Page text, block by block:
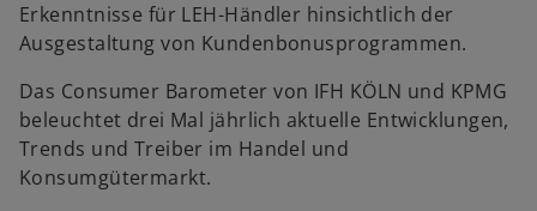
e
w
a
Erkenntnisse für LEH-Händler hinsichtlich der
Ausgestaltung von Kundenbonusprogrammen.
Das Consumer Barometer von IFH KÖLN und KPMG
beleuchtet drei Mal jährlich aktuelle Entwicklungen,
Trends und Treiber im Handel und
Konsumgütermarkt.
o